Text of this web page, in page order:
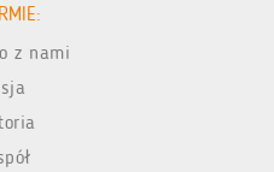
z nami